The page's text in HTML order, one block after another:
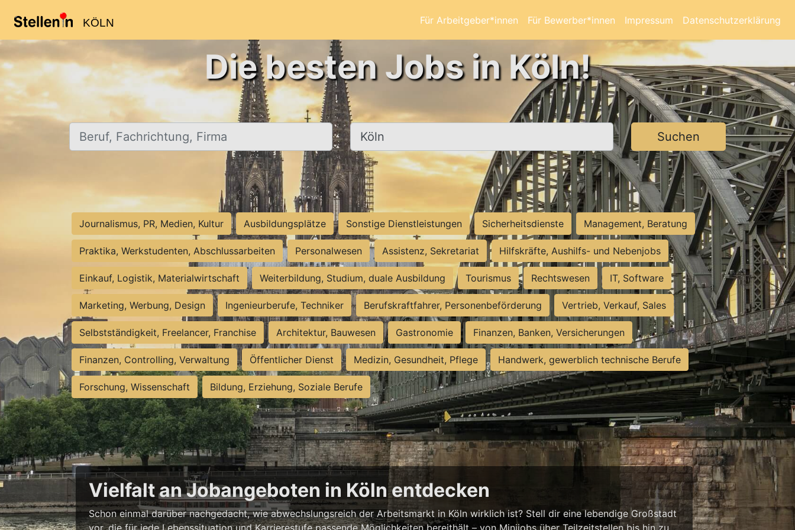
KÖLN Für Arbeitgeber*innen Für Bewerber*innen Impressum Datenschutzerklärung
Die besten Jobs in Köln!
Beruf, Fachrichtung, Firma Ort, Stadt Suchen
Journalismus, PR, Medien, Kultur Ausbildungsplätze Sonstige Dienstleistungen Sicherheitsdienste Management, Beratung
Praktika, Werkstudenten, Abschlussarbeiten Personalwesen Assistenz, Sekretariat Hilfskräfte, Aushilfs- und Nebenjobs
Einkauf, Logistik, Materialwirtschaft Weiterbildung, Studium, duale Ausbildung Tourismus Rechtswesen IT, Software
Marketing, Werbung, Design Ingenieurberufe, Techniker Berufskraftfahrer, Personenbeförderung Vertrieb, Verkauf, Sales
Selbstständigkeit, Freelancer, Franchise Architektur, Bauwesen Gastronomie Finanzen, Banken, Versicherungen
Finanzen, Controlling, Verwaltung Öffentlicher Dienst Medizin, Gesundheit, Pflege Handwerk, gewerblich technische Berufe
Forschung, Wissenschaft Bildung, Erziehung, Soziale Berufe
Vielfalt an Jobangeboten in Köln entdecken
Schon einmal darüber nachgedacht, wie abwechslungsreich der Arbeitsmarkt in Köln wirklich ist? Stell dir eine lebendige Großstadt